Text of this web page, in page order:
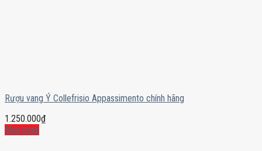
Rượu vang Ý Collefrisio Appassimento chính hãng
1.250.000₫
Mua ngay